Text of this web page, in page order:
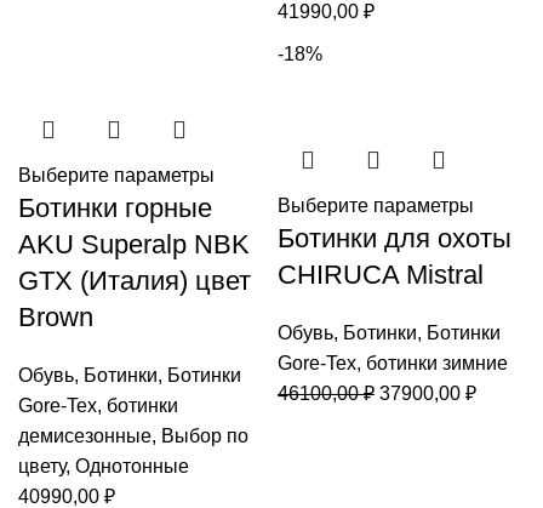
41990,00 ₽
Выберите параметры
Ботинки горные
AKU Superalp NBK
GTX (Италия) цвет
Brown
Обувь, Ботинки, Ботинки
Gore-Tex, ботинки
демисезонные, Выбор по
цвету, Однотонные
40990,00 ₽
-18%
Выберите параметры
Ботинки для охоты
CHIRUCA Mistral
Обувь, Ботинки, Ботинки
Gore-Tex, ботинки зимние
46100,00₽ Первоначальная
37900,00 ₽